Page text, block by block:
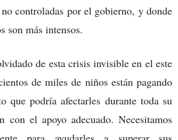
controladas por el gobierno, y donde
son más intensos.
de esta crisis invisible en el este
de miles de niños están pagando
que podría afectarles durante toda su
con el apoyo adecuado. Necesitamos